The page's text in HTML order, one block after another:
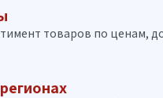
товаров по ценам,